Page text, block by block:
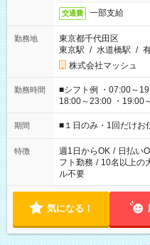
交通費 一部支給
勤務地
東京都千代田区
東京駅 / 水道橋駅 /
株式会社マッシュ
勤務時間
■シフト例 ・07:00～
18:00～23:00 ・19:00
etc ★最短で3時間で5,120円のお仕事から 15時間で2万円近く稼
げるお仕事も！ ご希望のお時間に合わせてご紹介！ ※シフトは
ください！
期間 ■１日のみ・1回だけお
特徴 週1日からOK / 日払い
フト勤務 / 10名以上の
ル不要
気になる！